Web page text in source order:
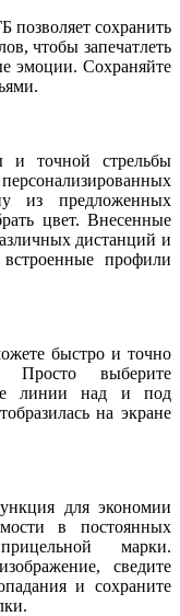
позволяет сохранить
чтобы запечатлеть
эмоции. Сохраняйте
и точной стрельбы
из предложенных
цвет. Внесенные
дистанций и
профили
быстро и точно
Просто выберите
линии над и под
на экране
для экономии
в постоянных
марки.
сведите
и сохраните